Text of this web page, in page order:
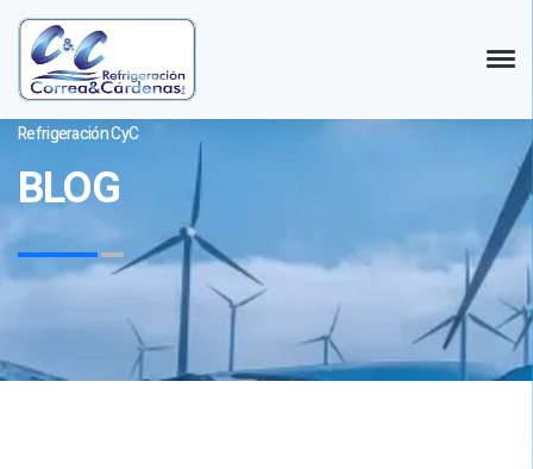
Refrigeración CyC
BLOG